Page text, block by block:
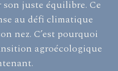
juste équilibre. Ce
au défi climatique
nez. C’est pourquoi
agroécologique